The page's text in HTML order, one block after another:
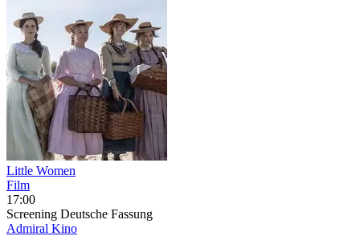
Little Women
Film
17:00
Screening Deutsche Fassung
Admiral Kino